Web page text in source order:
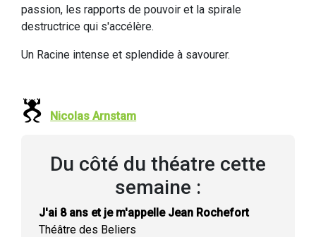
passion, les rapports de pouvoir et la spirale
destructrice qui s'accélère.
Un Racine intense et splendide à savourer.
Nicolas Arnstam
Du côté du théatre cette
semaine :
J'ai 8 ans et je m'appelle Jean Rochefort
Théâtre des Beliers